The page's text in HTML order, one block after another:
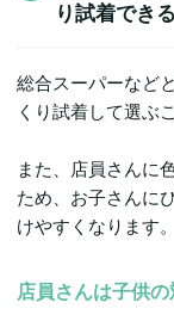
り試着できる
総合スーパーなど
くり試着して選ぶ
また、店員さんに
ため、お子さんに
けやすくなります。
店員さんは子供